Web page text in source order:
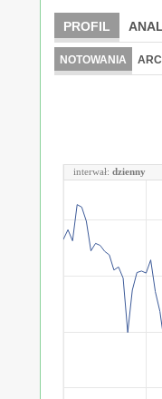
PROFIL
NOTOWANIA
interwał: dzienny